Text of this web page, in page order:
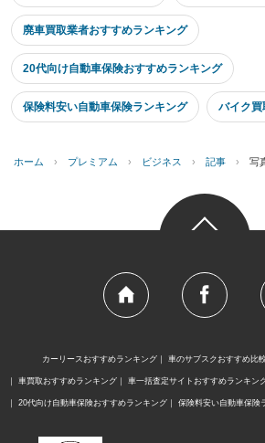
廃車買取業者おすすめランキング
20代向け自動車保険おすすめランキング
保険料安い自動車保険ランキング バイク買
ホーム › プレミアム › ビジネス › 記事 › 写
カーリースおすすめランキング 車のサブスクおすすめ比
車買取おすすめランキング 車一括査定サイトおすすめランキン
20代向け自動車保険おすすめランキング 保険料安い自動車保険